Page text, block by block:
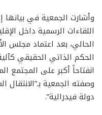
وأشارت الجمعية في
اللقاءات الرسمية داخل
الحكم الذاتي الحقيقي
انفتاحاً أكبر على
وصفته الجمعية
دولة فيدرالية”.